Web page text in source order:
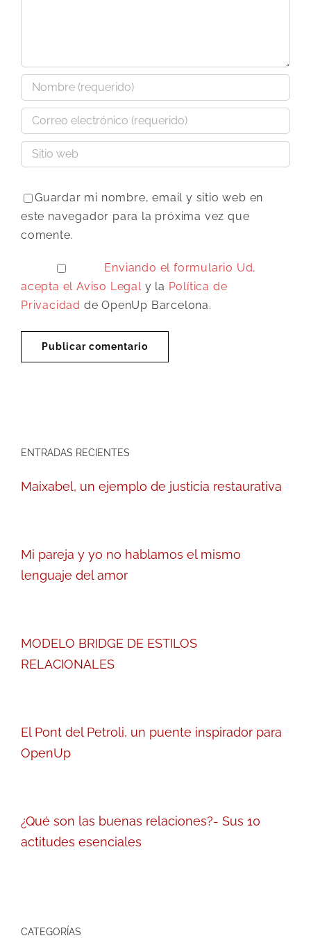
Guardar mi nombre, email y sitio web en
este navegador para la próxima vez que
comente.
Enviando el formulario Ud,
acepta elAviso Legaly la Política de
Privacidad de OpenUp Barcelona.
ENTRADAS RECIENTES
Maixabel, un ejemplo de justicia restaurativa
Mi pareja y yo no hablamos el mismo
lenguaje del amor
MODELO BRIDGE DE ESTILOS
RELACIONALES
El Pont del Petroli, un puente inspirador para
OpenUp
¿Qué son las buenas relaciones?- Sus 10
actitudes esenciales
CATEGORÍAS